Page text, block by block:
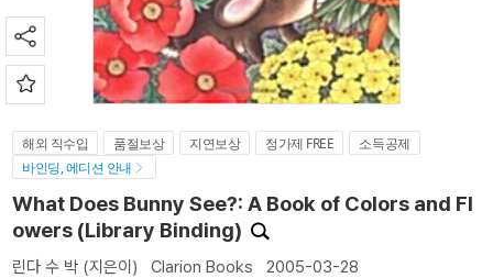
해외 직수입 품절보상 지연보상 정가제 FREE
소득공제
바인딩, 에디션 안내
What Does Bunny See?: A Book of Colors and Fl
owers (Library Binding)
린다 수 박 (지은이) Clarion Books 2005-03-28